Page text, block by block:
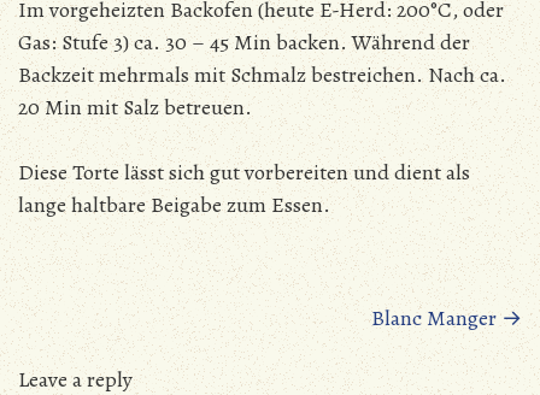
Im vorgeheizten Backofen (heute E-Herd: 200°C, oder
Gas: Stufe 3) ca. 30 – 45 Min backen. Während der
Backzeit mehrmals mit Schmalz bestreichen. Nach ca.
20 Min mit Salz betreuen.
Diese Torte lässt sich gut vorbereiten und dient als
lange haltbare Beigabe zum Essen.
Beitragsnavigation Blanc Manger→
Leave a reply